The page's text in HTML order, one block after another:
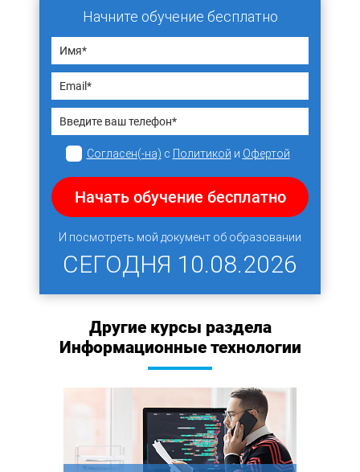
Начните обучение бесплатно
Согласен(-на) с Политикой и Офертой
Начать обучение бесплатно
И посмотреть мой документ об образовании
СЕГОДНЯ 10.08.2026
Другие курсы раздела
Информационные технологии